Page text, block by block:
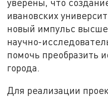
ивановских
новый импульс
научно-
помочь преобразить
города.
Для реализации